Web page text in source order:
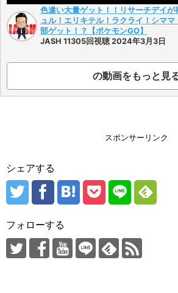
色違い大量ゲット！！リサーチデイ
ュル！エリキテル！ラクライ！シマ
部ゲット！？【ポケモンGO】
JASH 11305回視聴 2024年3月3日
の動画をもっと見
スポンサーリンク
シェアする
フォローする